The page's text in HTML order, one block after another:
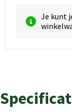
Je kunt